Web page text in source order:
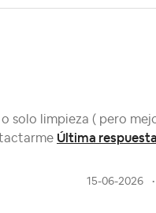
solo limpieza ( pero
Última respuesta
15-06-2026